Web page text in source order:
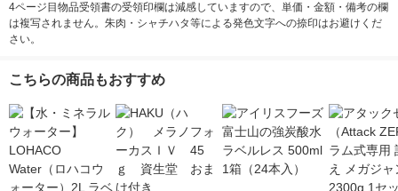
4ページ目物品受領書の受領印欄は減感していますので、単価・金額・備考の欄
は複写されません。朱肉・シャチハタ等による発色文字への捺印はお避けくだ
さい。
こちらの商品もおすすめ